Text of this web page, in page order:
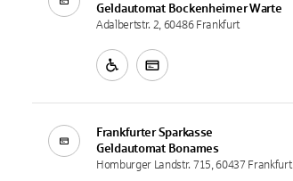
Geldautomat Bockenheimer Warte
Adalbertstr. 2, 60486 Frankfurt
Frankfurter Sparkasse
Geldautomat Bonames
Homburger Landstr. 715, 60437 Frankfurt